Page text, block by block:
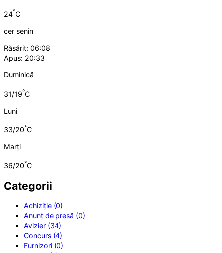
24°C
cer senin
Răsărit: 06:08
Apus: 20:33
Duminică
31/19°C
Luni
33/20°C
Marți
36/20°C
Categorii
Achiziție (0)
Anunț de presă (0)
Avizier (34)
Concurs (4)
Furnizori (0)